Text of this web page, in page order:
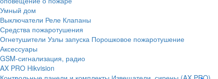
Умный дом
Выключатели Реле Клапаны
Средства пожаротушения
Огнетушители Узлы запуска Порошковое пожаротушение
Аксессуары
GSM-сигнализация, радио
AX PRO Hikvision